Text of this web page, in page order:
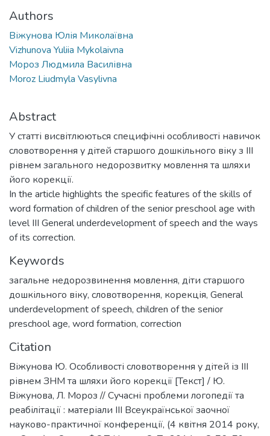
Authors
Віжунова Юлія Миколаївна
Vizhunova Yuliia Mykolaivna
Мороз Людмила Василівна
Moroz Liudmyla Vasylivna
Abstract
У статті висвітлюються специфічні особливості навичок
словотворення у дітей старшого дошкільного віку з ІІІ
рівнем загального недорозвитку мовлення та шляхи
його корекції.
In the article highlights the specific features of the skills of
word formation of children of the senior preschool age with
level III General underdevelopment of speech and the ways
of its correction.
Keywords
загальне недорозвинення мовлення, діти старшого
дошкільного віку, словотворення, корекція, General
underdevelopment of speech, children of the senior
preschool age, word formation, correction
Citation
Віжунова Ю. Особливості словотворення у дітей із ІІІ
рівнем ЗНМ та шляхи його корекції [Текст] / Ю.
Віжунова, Л. Мороз // Сучасні проблеми логопедії та
реабілітації : матеріали ІІІ Всеукраїнської заочної
науково-практичної конференції, (4 квітня 2014 року,